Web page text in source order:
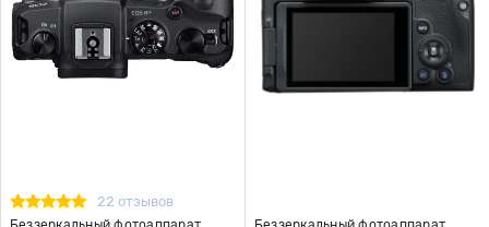
22 отзывов